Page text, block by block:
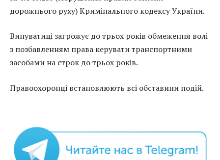
дорожнього руху) Кримінального кодексу України.
Винуватиці загрожує до трьох років обмеження волі
з позбавленням права керувати транспортними
засобами на строк до трьох років.
Правоохоронці встановлюють всі обставини подій.